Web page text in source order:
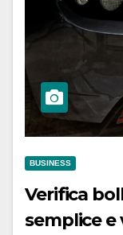
BUSINESS
Verifica
semplice e